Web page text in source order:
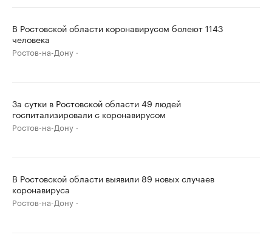
В Ростовской области коронавирусом болеют 1143
человека
Ростов-на-Дону
За сутки в Ростовской области 49 людей
госпитализировали с коронавирусом
Ростов-на-Дону
В Ростовской области выявили 89 новых случаев
коронавируса
Ростов-на-Дону